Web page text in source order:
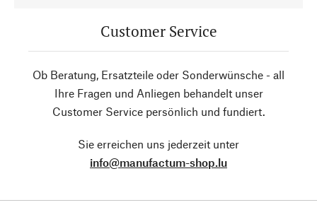
Customer Service
Ob Beratung, Ersatzteile oder Sonderwünsche - all
Ihre Fragen und Anliegen behandelt unser
Customer Service persönlich und fundiert.
Sie erreichen uns jederzeit unter
info@manufactum-shop.lu